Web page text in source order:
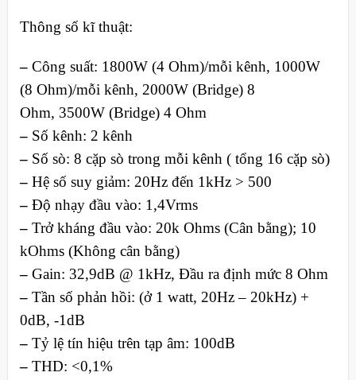
Thông số kĩ thuật:
– Công suất: 1800W (4 Ohm)/mỗi kênh, 1000W
(8 Ohm)/mỗi kênh, 2000W (Bridge) 8
Ohm, 3500W (Bridge) 4 Ohm
– Số kênh: 2 kênh
– Số sò: 8 cặp sò trong mỗi kênh ( tổng 16 cặp sò)
– Hệ số suy giảm: 20Hz đến 1kHz > 500
– Độ nhạy đầu vào: 1,4Vrms
– Trở kháng đầu vào: 20k Ohms (Cân bằng); 10
kOhms (Không cân bằng)
– Gain: 32,9dB @ 1kHz, Đầu ra định mức 8 Ohm
– Tần số phản hồi: (ở 1 watt, 20Hz – 20kHz) +
0dB, -1dB
– Tỷ lệ tín hiệu trên tạp âm: 100dB
– THD: <0,1%